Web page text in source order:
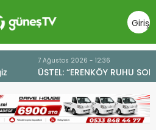
Giriş
Yap
SONSUZA DEK YAŞAYACAK”